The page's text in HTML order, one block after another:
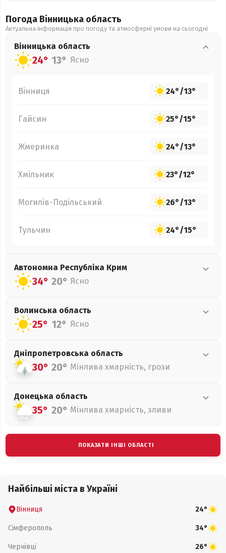
Погода Вінницька область
Актуальна інформація про погоду та атмосферні умови на сьогодні
Вінницька область
24° 13° Ясно
Вінниця 24°/13°
Гайсин 25°/15°
Жмеринка 24°/13°
Хмільник 23°/12°
Могилів-Подільський 26°/13°
Тульчин 24°/15°
Автономна Республіка Крим
34° 20° Ясно
Волинська область
25° 12° Ясно
Дніпропетровська область
30° 20° Мінлива хмарність, грози
Донецька область
35° 20° Мінлива хмарність, зливи
ПОКАЗАТИ ІНШІ ОБЛАСТІ
Найбільші міста в Україні
Вінниця 24°
Сімферополь 34°
Чернівці 26°